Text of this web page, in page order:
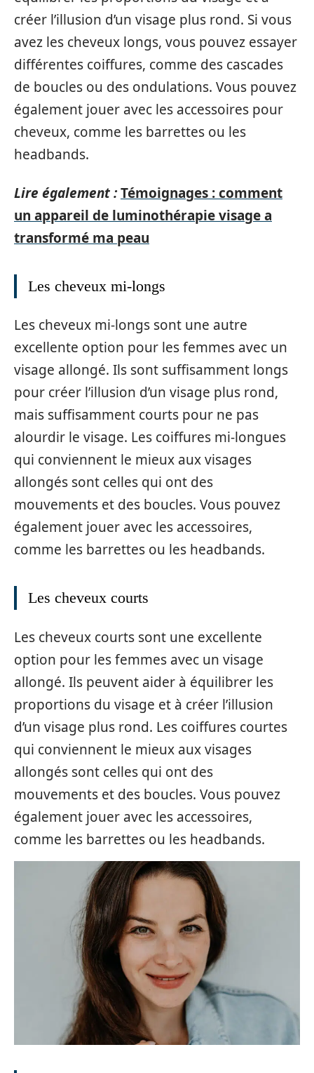
créer l’illusion d’un visage plus rond. Si vous
avez les cheveux longs, vous pouvez essayer
différentes coiffures, comme des cascades
de boucles ou des ondulations. Vous pouvez
également jouer avec les accessoires pour
cheveux, comme les barrettes ou les
headbands.
Lire également :Témoignages : comment
un appareil de luminothérapie visage a
transformé ma peau
Les cheveux mi-longs
Les cheveux mi-longs sont une autre
excellente option pour les femmes avec un
visage allongé. Ils sont suffisamment longs
pour créer l’illusion d’un visage plus rond,
mais suffisamment courts pour ne pas
alourdir le visage. Les coiffures mi-longues
qui conviennent le mieux aux visages
allongés sont celles qui ont des
mouvements et des boucles. Vous pouvez
également jouer avec les accessoires,
comme les barrettes ou les headbands.
Les cheveux courts
Les cheveux courts sont une excellente
option pour les femmes avec un visage
allongé. Ils peuvent aider à équilibrer les
proportions du visage et à créer l’illusion
d’un visage plus rond. Les coiffures courtes
qui conviennent le mieux aux visages
allongés sont celles qui ont des
mouvements et des boucles. Vous pouvez
également jouer avec les accessoires,
comme les barrettes ou les headbands.